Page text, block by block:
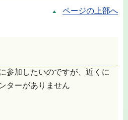
ページの上部へ
参加したいのですが、近くに
ターがありません